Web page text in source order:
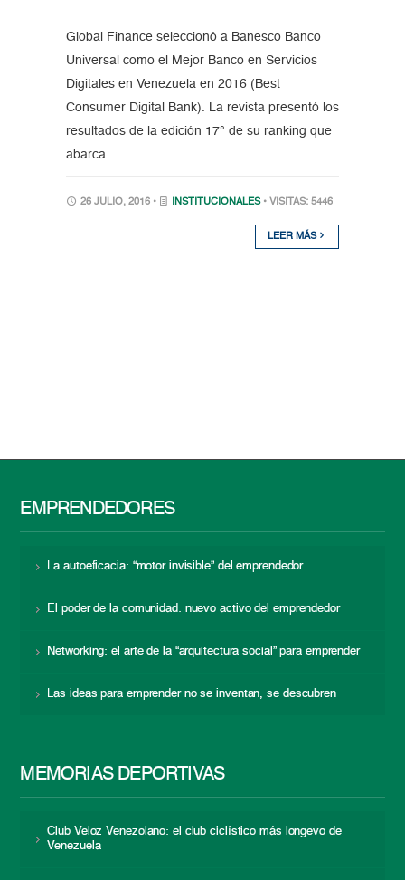
Global Finance seleccionó a Banesco Banco
Universal como el Mejor Banco en Servicios
Digitales en Venezuela en 2016 (Best
Consumer Digital Bank). La revista presentó los
resultados de la edición 17° de su ranking que
abarca
26 JULIO, 2016 • INSTITUCIONALES • VISITAS: 5446
LEER MÁS
EMPRENDEDORES
La autoeficacia: “motor invisible” del emprendedor
El poder de la comunidad: nuevo activo del emprendedor
Networking: el arte de la “arquitectura social” para emprender
Las ideas para emprender no se inventan, se descubren
MEMORIAS DEPORTIVAS
Club Veloz Venezolano: el club ciclístico más longevo de
Venezuela